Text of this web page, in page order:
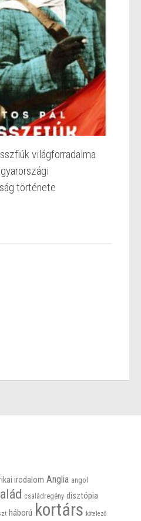
világforradalma
története
irodalom Anglia angol
családregény disztópia
háború kortárs kötelező